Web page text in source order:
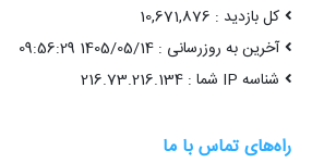
کل بازدید : 10,671,876
آخرین به روزرسانی : 1405/05/14 09:56:29
شناسه IP شما : 216.73.216.134
راه‌های تماس با ما